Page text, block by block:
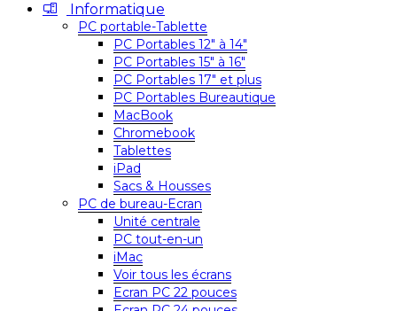
Informatique
PC portable-Tablette
PC Portables 12″ à 14″
PC Portables 15″ à 16″
PC Portables 17″ et plus
PC Portables Bureautique
MacBook
Chromebook
Tablettes
iPad
Sacs & Housses
PC de bureau-Ecran
Unité centrale
PC tout-en-un
iMac
Voir tous les écrans
Ecran PC 22 pouces